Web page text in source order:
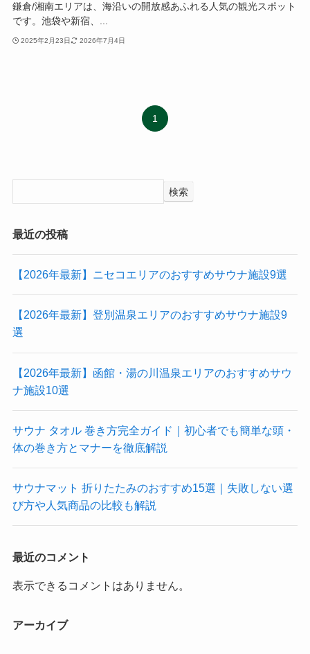
鎌倉/湘南エリアは、海沿いの開放感あふれる人気の観光スポット
です。池袋や新宿、...
2025年2月23日 2026年7月4日
1
検索
最近の投稿
【2026年最新】ニセコエリアのおすすめサウナ施設9選
【2026年最新】登別温泉エリアのおすすめサウナ施設9
選
【2026年最新】函館・湯の川温泉エリアのおすすめサウ
ナ施設10選
サウナ タオル 巻き方完全ガイド｜初心者でも簡単な頭・
体の巻き方とマナーを徹底解説
サウナマット 折りたたみのおすすめ15選｜失敗しない選
び方や人気商品の比較も解説
最近のコメント
表示できるコメントはありません。
アーカイブ